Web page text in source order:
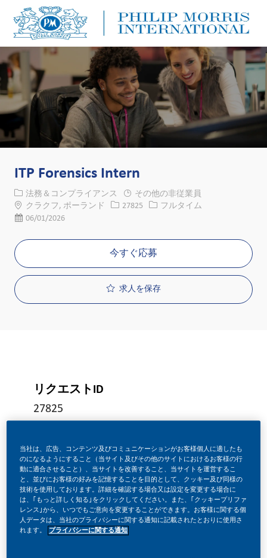
ITP Forensics Intern
カテゴリー
法務＆コンプライアンス
その他の非従業員
場所クラクフ, ポーランド 求人ID
27825 役職フルタイム
投稿日06/01/2026
今すぐ応募
求人を保存
リクエストID
27825
役職
フルタイム
投稿日
06/01/2026
当社は、広告、コンテンツ及びコミュニケーションがお客様個人に適したも
のになるようにすること（当サイト及びその他のサイトにおけるお客様の行
動に適合させること）、当サイトを改善すること、当サイトを運営するこ
と、並びにお客様の好みを記憶することを目的として、クッキー及び同様の
技術を使用しております。詳細を確認する場合又は設定を変更する場合に
は、｢もっと詳しく知る｣をクリックしてください。また、｢クッキープリファ
レンス｣から、いつでもご意向を変更することができます。お客様に関する個
人データは、当社のプライバシーに関する通知に記載されたとおりに使用さ
れます。
プライバシーに関する通知